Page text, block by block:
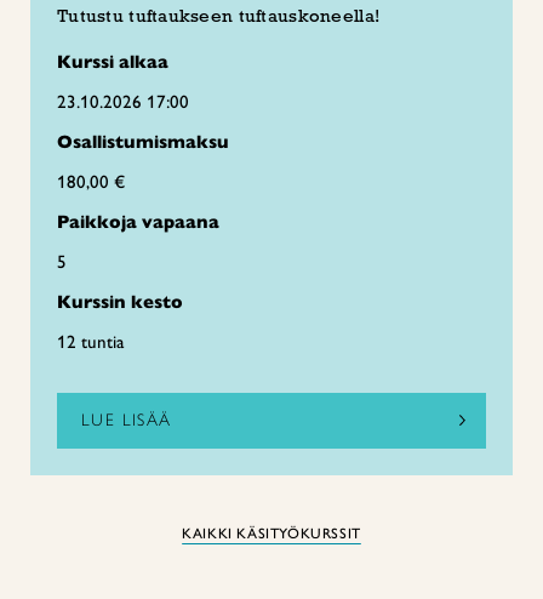
Tutustu tuftaukseen tuftauskoneella!
Kurssi alkaa
23.10.2026 17:00
Osallistumismaksu
180,00 €
Paikkoja vapaana
5
Kurssin kesto
12 tuntia
LUE LISÄÄ
KAIKKI KÄSITYÖKURSSIT